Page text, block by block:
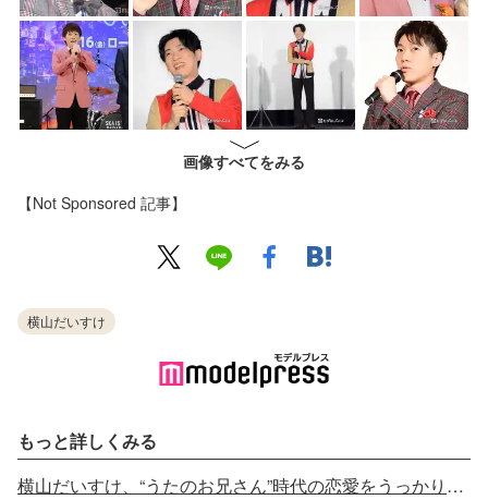
画像すべてをみる
【Not Sponsored 記事】
横山だいすけ
もっと詳しくみる
横山だいすけ、“うたのお兄さん”時代の恋愛をうっかり告白